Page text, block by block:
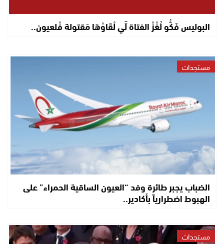
البوليس فَكُّو لُغْزْ الفتاة لِّي لْقَاوْهَا مَقتولة فْلعيون..
مستجدات
الضباب يجبر طائرة وفد “العيون الساقية الحمراء” على
الهبوط اضطرارياً بأكادير..
مستجدات